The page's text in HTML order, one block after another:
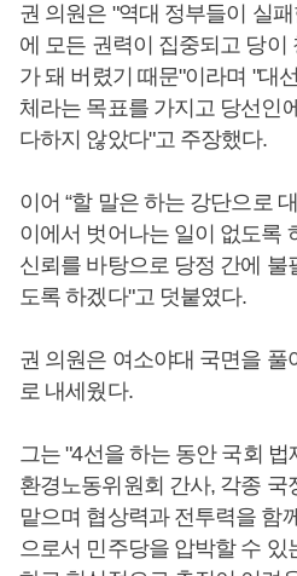
권 의원은 "역대 정부들이 실
에 모든 권력이 집중되고 당이
가 돼 버렸기 때문"이라며 "대
체라는 목표를 가지고 당선인
다하지 않았다"고 주장했다.
이어 “할 말은 하는 강단으로
이에서 벗어나는 일이 없도록
신뢰를 바탕으로 당정 간에 불
도록 하겠다"고 덧붙였다.
권 의원은 여소야대 국면을 풀
로 내세웠다.
그는 "4선을 하는 동안 국회 법
환경노동위원회 간사, 각종 국
맡으며 협상력과 전투력을 함
으로서 민주당을 압박할 수 있